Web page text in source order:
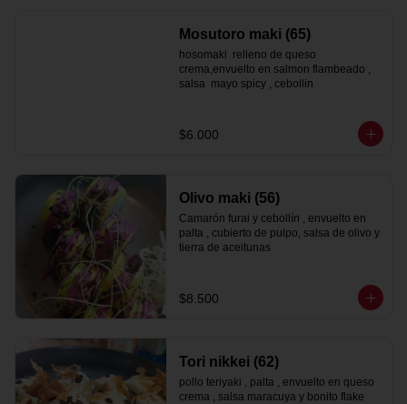
Mosutoro maki (65)
hosomaki  relleno de queso
crema,envuelto en salmon flambeado ,
salsa  mayo spicy , cebollin
$6.000
Olivo maki (56)
Camarón furai y cebollín , envuelto en
palta , cubierto de pulpo, salsa de olivo y
tierra de aceitunas
$8.500
Tori nikkei (62)
pollo teriyaki , palta , envuelto en queso
crema , salsa maracuya y bonito flake